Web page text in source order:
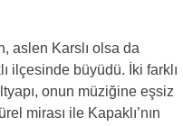
aslen Karslı olsa da
ilçesinde büyüdü. İki farklı
onun müziğine eşsiz
mirası ile Kapaklı’nın